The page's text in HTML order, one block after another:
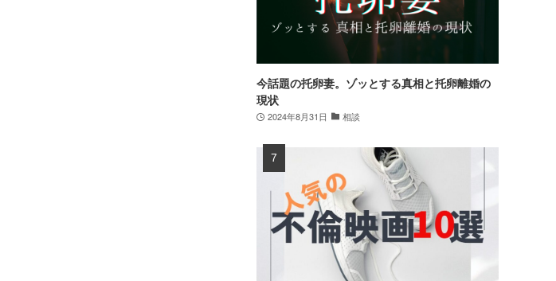
今話題の托卵妻。ゾッとする真相と托卵離婚の
現状
2024年8月31日 相談